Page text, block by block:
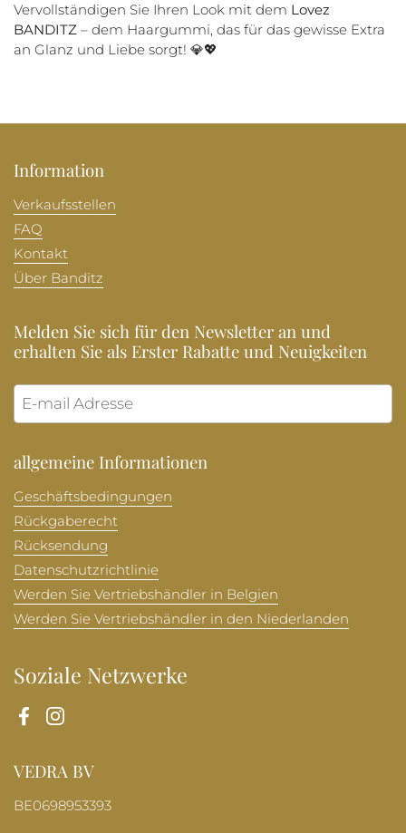
Vervollständigen Sie Ihren Look mit dem Lovez
BANDITZ – dem Haargummi, das für das gewisse Extra
an Glanz und Liebe sorgt! 💎💖
Information
Verkaufsstellen
FAQ
Kontakt
Über Banditz
Melden Sie sich für den Newsletter an und
erhalten Sie als Erster Rabatte und Neuigkeiten
allgemeine Informationen
Geschäftsbedingungen
Rückgaberecht
Rücksendung
Datenschutzrichtlinie
Werden Sie Vertriebshändler in Belgien
Werden Sie Vertriebshändler in den Niederlanden
Soziale Netzwerke
FacebookInstagram
VEDRA BV
BE0698953393